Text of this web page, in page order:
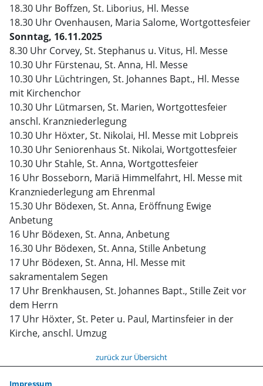
18.30 Uhr Boffzen, St. Liborius, Hl. Messe
18.30 Uhr Ovenhausen, Maria Salome, Wortgottesfeier
Sonntag, 16.11.2025
8.30 Uhr Corvey, St. Stephanus u. Vitus, Hl. Messe
10.30 Uhr Fürstenau, St. Anna, Hl. Messe
10.30 Uhr Lüchtringen, St. Johannes Bapt., Hl. Messe
mit Kirchenchor
10.30 Uhr Lütmarsen, St. Marien, Wortgottesfeier
anschl. Kranzniederlegung
10.30 Uhr Höxter, St. Nikolai, Hl. Messe mit Lobpreis
10.30 Uhr Seniorenhaus St. Nikolai, Wortgottesfeier
10.30 Uhr Stahle, St. Anna, Wortgottesfeier
16 Uhr Bosseborn, Mariä Himmelfahrt, Hl. Messe mit
Kranzniederlegung am Ehrenmal
15.30 Uhr Bödexen, St. Anna, Eröffnung Ewige
Anbetung
16 Uhr Bödexen, St. Anna, Anbetung
16.30 Uhr Bödexen, St. Anna, Stille Anbetung
17 Uhr Bödexen, St. Anna, Hl. Messe mit
sakramentalem Segen
17 Uhr Brenkhausen, St. Johannes Bapt., Stille Zeit vor
dem Herrn
17 Uhr Höxter, St. Peter u. Paul, Martinsfeier in der
Kirche, anschl. Umzug
zurück zur Übersicht
Impressum